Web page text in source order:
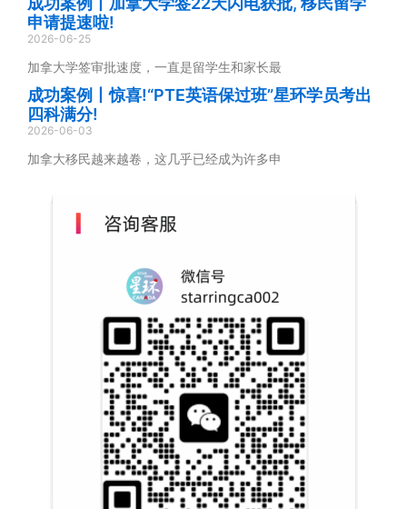
申请提速啦!
2026-06-25
加拿大学签审批速度，一直是留学生和家长最
成功案例丨惊喜!“PTE英语保过班”星环学员考出
四科满分!
2026-06-03
加拿大移民越来越卷，这几乎已经成为许多申